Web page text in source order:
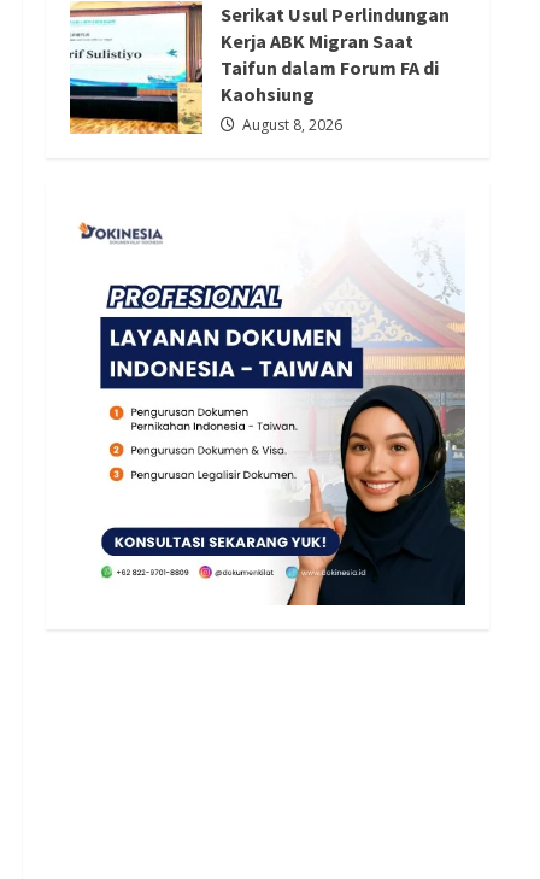
Serikat Usul Perlindungan
Kerja ABK Migran Saat
Taifun dalam Forum FA di
Kaohsiung
August 8, 2026